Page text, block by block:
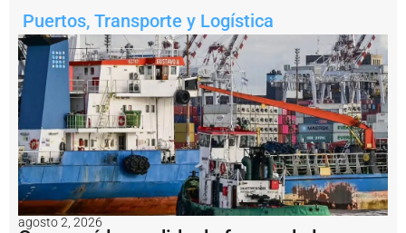
i
m
i
e
n
s
e
n
l
a
H
Puertos, Transporte y Logística
agosto 2, 2026